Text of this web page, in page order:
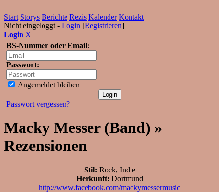
Start Storys Berichte Rezis Kalender Kontakt
Nicht eingeloggt - Login [Registrieren]
Login X
BS-Nummer oder Email:
Passwort:
Angemeldet bleiben
Passwort vergessen?
Macky Messer (Band) »
Rezensionen
Stil: Rock, Indie
Herkunft: Dortmund
http://www.facebook.com/mackymessermusic